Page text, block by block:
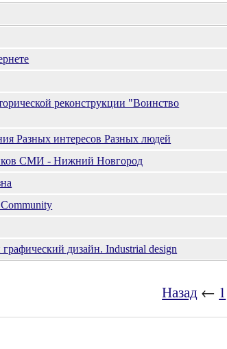
реконструкции "Воинство
Разных интересов Разных людей
СМИ - Нижний Новгород
дизайн. Industrial design
Назад ← 1